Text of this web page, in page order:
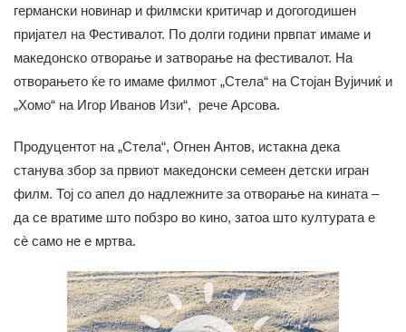
германски новинар и филмски критичар и догогодишен
пријател на Фестивалот. По долги години првпат имаме и
македонско отворање и затворање на фестивалот. На
отворањето ќе го имаме филмот „Стела“ на Стојан Вујичиќ и
„Хомо“ на Игор Иванов Изи“, рече Арсова.
Продуцентот на „Стела“, Огнен Антов, истакна дека
станува збор за првиот македонски семеен детски игран
филм. Тој со апел до надлежните за отворање на кината –
да се вратиме што побзро во кино, затоа што културата е
сè само не е мртва.